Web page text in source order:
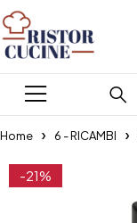
Home 6 - RICAMBI
-21%